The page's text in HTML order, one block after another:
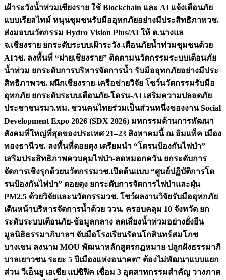
เฝ้าระวังน้ำท่วมเชียงราย ใช้ Blockchain และ AI แจ้งเตือนภัย
แบบเรียลไทม์ หนุนชุมชนรับมืออุทกภัยอย่างมีประสิทธิภาพวช.
ส่งมอบนวัตกรรม Hydro Vision Plus/AI ให้ ต.นางแล
จ.เชียงราย ยกระดับระบบเฝ้าระวัง-เตือนภัยน้ำท่วมชุมชนด้วย
AIวช. ลงพื้นที่ “ฝายเชียงราย” ติดตามนวัตกรรมระบบเตือนภัย
น้ำท่วม ยกระดับการบริหารจัดการน้ำ รับมืออุทกภัยอย่างมีประ
สิทธิภาพวช. ผนึกเชียงราย-เครือข่ายวิจัย โชว์นวัตกรรมรับมือ
อุทกภัย ยกระดับระบบเตือนภัย-โดรน-AI เสริมความปลอดภัย
ประชาชนรมว.พม. ชวนคนไทยร่วมเป็นส่วนหนึ่งของงาน Social
Development Expo 2026 (SDX 2026) มหกรรมด้านการพัฒนา
สังคมที่ใหญ่ที่สุดของประเทศ 21–23 สิงหาคมนี้ ณ อิมแพ็ค เมือง
ทองธานีวช. ลงพื้นที่ดอยตุง เตรียมนำ “โดรนป้องกันไฟป่า”
เสริมประสิทธิภาพควบคุมไฟป่า-ลดหมอกควัน ยกระดับการ
จัดการเชิงรุกด้วยนวัตกรรมวช.เปิดต้นแบบ “ศูนย์ปฏิบัติการโด
รนป้องกันไฟป่า” ดอยตุง ยกระดับการจัดการไฟป่าและฝุ่น
PM2.5 ด้วยวิจัยและนวัตกรรมวช. โชว์ผลงานวิจัยรับมืออุทกภัย
เดินหน้าบริหารจัดการน้ำด้วย ววน. ครอบคลุม 10 จังหวัด ยก
ระดับระบบเตือนภัย-ข้อมูลกลาง ลดเสี่ยงน้ำท่วมอย่างยั่งยืน
มูลนิธิธรรมาภิบาลฯ จับมือโรงเรียนรัตนโกสินทร์สมโภช
บางเขน ลงนาม MOU พัฒนาหลักสูตรกฎหมาย ปลูกฝังธรรมาภิ
บาลเยาวชน ระยะ 5 ปีเมืองแห่งอนาคต” ต้องไม่พัฒนาแบบแยก
ส่วน วีเอ็นยู เอเชีย แปซิฟิค เชื่อม 3 อุตสาหกรรมสำคัญ วางภาค